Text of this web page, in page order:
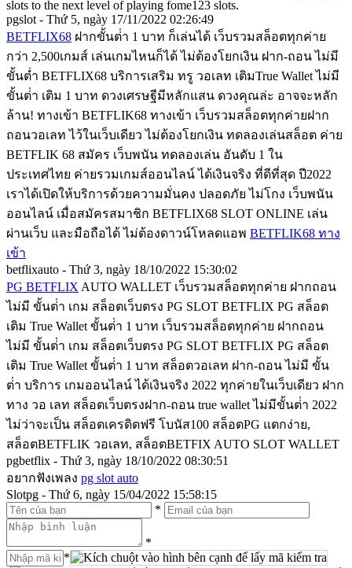
slots to the next level of playing fome123 slots.
pgslot - Thứ 5, ngày 17/11/2022 02:26:49
BETFLIX68 ฝากขั้นต่ํา 1 บาท ก็เล่นได้ เว็บรวมสล็อตทุกค่าย
กว่า 2,500เกมส์ เล่นเกมไหนก็ได้ ไม่ต้องโยกเงิน ฝาก-ถอน ไม่มี
ขั้นต่ำ BETFLIX68 บริการเสริม ทรู วอเลท เติมTrue Wallet ไม่มี
ขั้นต่ํา เติม 1 บาท ดวงเศรษฐีมีหลักแสน ดวงคุณล่ะ อาจจะหลัก
ล้าน! ทางเข้า BETFLIK68 ทางเข้า เว็บรวมสล็อตทุกค่ายฝาก
ถอนวอเลท ไว้ในเว็บเดียว ไม่ต้องโยกเงิน ทดลองเล่นสล็อต ค่าย
BETFLIK 68 สมัคร เว็บพนัน ทดลองเล่น อันดับ 1 ใน
ประเทศไทย ค่ายรวมเกมส์ออนไลน์ ได้เงินจริง ที่ดีที่สุด ปี2022
เราได้เปิดให้บริการด้วยความมั่นคง ปลอดภัย ไม่โกง เว็บพนัน
ออนไลน์ เมื่อสมัครสมาชิก BETFLIX68 SLOT ONLINE เล่น
ผ่านเว็บ และมือถือได้ ไม่ต้องดาวน์โหลดแอพ BETFLIK68 ทาง
เข้า
betflixauto - Thứ 3, ngày 18/10/2022 15:30:02
PG BETFLIX AUTO WALLET เว็บรวมสล็อตทุกค่าย ฝากถอน
ไม่มี ขั้นต่ํา เกม สล็อตเว็บตรง PG SLOT BETFLIX PG สล็อต
เติม True Wallet ขั้นต่ํา 1 บาท เว็บรวมสล็อตทุกค่าย ฝากถอน
ไม่มี ขั้นต่ํา เกม สล็อตเว็บตรง PG SLOT BETFLIX PG สล็อต
เติม True Wallet ขั้นต่ํา 1 บาท สล็อตวอเลท ฝาก-ถอน ไม่มี ขั้น
ต่ํา บริการ เกมออนไลน์ ได้เงินจริง 2022 ทุกค่ายในเว็บเดียว ฝาก
ทาง วอ เลท สล็อตเว็บตรงฝาก-ถอน true wallet ไม่มีขั้นต่ํา 2022
ไม่ว่าจะเป็น สล็อตเครดิตฟรี โบนัส100 สล็อตPG แตกง่าย,
สล็อตBETFLIK วอเลท, สล็อตBETFIX AUTO SLOT WALLET
pgbetflix - Thứ 3, ngày 18/10/2022 08:30:51
อยากฟังเพลง pg slot auto
Slotpg - Thứ 6, ngày 15/04/2022 15:58:15
*
*
*